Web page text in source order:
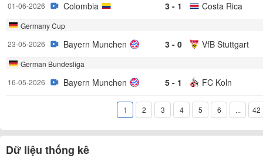
01-06-2026 Colombia 3 - 1 Costa Rica
Germany Cup
23-05-2026
Bayern Munchen 3 - 0 VfB Stuttgart
German Bundesliga
16-05-2026
Bayern Munchen 5 - 1 FC Koln
1 2 3 4 5 6 ... 42
Dữ liệu thống kê